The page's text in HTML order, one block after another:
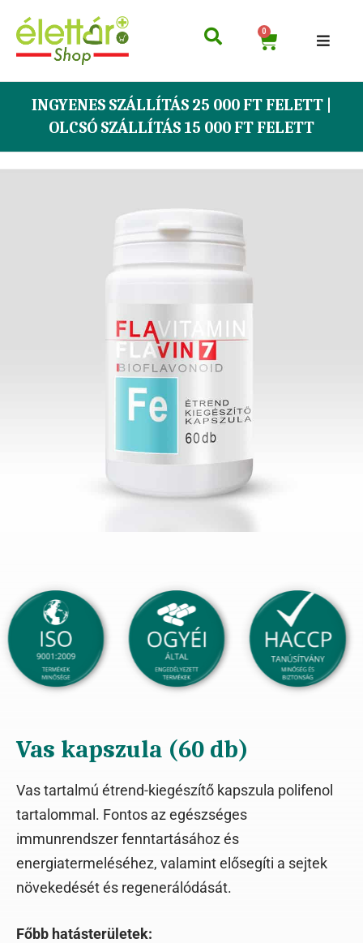
0
INGYENES SZÁLLÍTÁS 25 000 FT FELETT |
OLCSÓ SZÁLLÍTÁS 15 000 FT FELETT
Vas kapszula (60 db)
Vas tartalmú étrend-kiegészítő kapszula polifenol
tartalommal. Fontos az egészséges
immunrendszer fenntartásához és
energiatermeléséhez, valamint elősegíti a sejtek
növekedését és regenerálódását.
Főbb hatásterületek: